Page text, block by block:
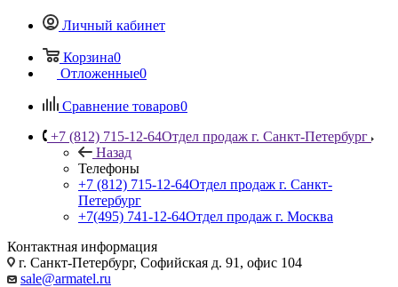
Личный кабинет
Корзина0
Отложенные0
Сравнение товаров0
+7 (812) 715-12-64Отдел продаж г. Санкт-Петербург
Назад
Телефоны
+7 (812) 715-12-64Отдел продаж г. Санкт-
Петербург
+7(495) 741-12-64Отдел продаж г. Москва
Контактная информация
г. Санкт-Петербург, Софийская д. 91, офис 104
sale@armatel.ru